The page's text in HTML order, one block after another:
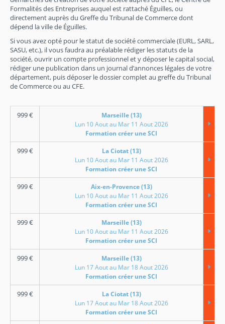
Formalités des Entreprises auquel est rattaché Éguilles, ou
directement auprès du Greffe du Tribunal de Commerce dont
dépend la ville de Éguilles.
Si vous avez opté pour le statut de société commerciale (EURL, SARL,
SASU, etc.), il vous faudra au préalable rédiger les statuts de la
société, ouvrir un compte professionnel et y déposer le capital social,
rédiger une publication dans un journal d’annonces légales de votre
département, puis déposer le dossier complet au greffe du Tribunal
de Commerce ou au CFE.
999€
Marseille (13)
Lun 10 Aout au Mar 11 Aout 2026
Formation créer une SCI
999€
La Ciotat (13)
Lun 10 Aout au Mar 11 Aout 2026
Formation créer une SCI
999€
Aix-en-Provence (13)
Lun 10 Aout au Mar 11 Aout 2026
Formation créer une SCI
999€
Marseille (13)
Lun 10 Aout au Mar 11 Aout 2026
Formation créer une SCI
999€
Marseille (13)
Lun 17 Aout au Mar 18 Aout 2026
Formation créer une SCI
999€
La Ciotat (13)
Lun 17 Aout au Mar 18 Aout 2026
Formation créer une SCI